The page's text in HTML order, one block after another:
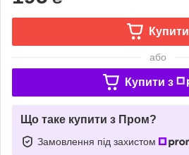
Купити
або
Купити з
Що таке купити з Пром?
Замовлення під захистом